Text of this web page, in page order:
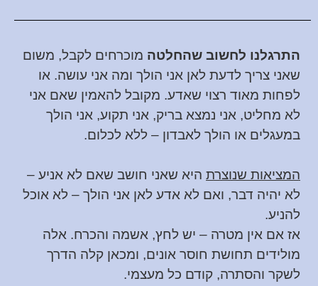
התרגלנו לחשוב שהחלטה מוכרחים לקבל, משום
שאני צריך לדעת לאן אני הולך ומה אני עושה. או
לפחות מאוד רצוי שאדע. מקובל להאמין שאם אני
לא מחליט, אני נמצא בריק, אני תקוע, אני הולך
במעגלים או הולך לאבדון – ללא לכלום.
המציאות שנוצרת היא שאני חושב שאם לא אניע –
לא יהיה דבר, ואם לא אדע לאן אני הולך – לא אוכל
להניע.
אז אם אין מטרה – יש לחץ, אשמה והכרח. אלה
מולידים תחושת חוסר אונים, ומכאן קלה הדרך
לשקר והסתרה, קודם כל מעצמי.